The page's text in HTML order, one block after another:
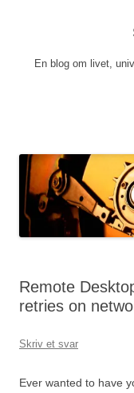
En blog om livet,
Remote
retries on
Skriv et svar
Ever wanted to have